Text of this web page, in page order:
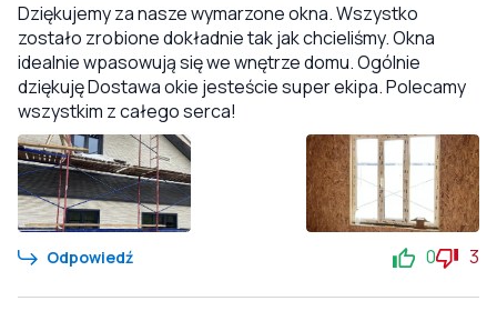
Dziękujemy za nasze wymarzone okna. Wszystko
zostało zrobione dokładnie tak jak chcieliśmy. Okna
idealnie wpasowują się we wnętrze domu. Ogólnie
dziękuję Dostawa okie jesteście super ekipa. Polecamy
wszystkim z całego serca!
Odpowiedź 0 3